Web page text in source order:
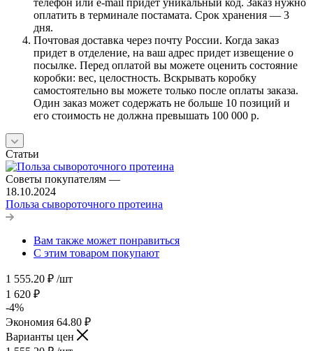
телефон или e-mail придет уникальный код. Заказ нужно
оплатить в терминале постамата. Срок хранения — 3
дня.
Почтовая доставка через почту России. Когда заказ
придет в отделение, на ваш адрес придет извещение о
посылке. Перед оплатой вы можете оценить состояние
коробки: вес, целостность. Вскрывать коробку
самостоятельно вы можете только после оплаты заказа.
Один заказ может содержать не больше 10 позиций и
его стоимость не должна превышать 100 000 р.
Статьи
Советы покупателям —
18.10.2024
Польза сывороточного протеина
Вам также может понравиться
С этим товаром покупают
1 555.20 ₽ /шт
1 620 ₽
-4%
Экономия 64.80 ₽
Варианты цен